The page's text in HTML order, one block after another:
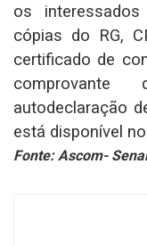
os
cópias do RG,
certificado de
autodeclaração
está disponível
Fonte: Ascom- Senai